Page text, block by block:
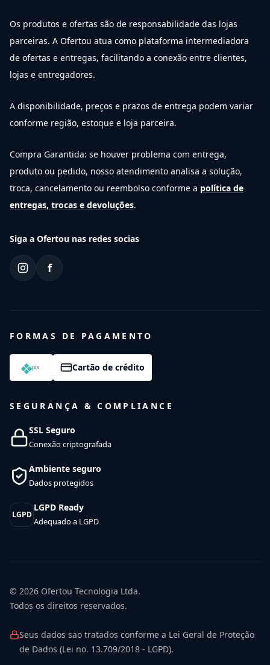
Os produtos e ofertas são de responsabilidade das lojas
parceiras. A Ofertou atua como plataforma intermediadora
de ofertas e entregas, facilitando a conexão entre clientes,
lojas e entregadores.
A disponibilidade, preços e prazos de entrega podem variar
conforme região, estoque e loja parceira.
Compra Garantida: se houver problema com entrega,
produto ou pedido, nosso atendimento analisa a solução,
troca, cancelamento ou reembolso conforme a política de
entregas, trocas e devoluções.
Siga a Ofertou nas redes socias
f
FORMAS DE PAGAMENTO
Cartão de crédito
SEGURANÇA & COMPLIANCE
SSL Seguro
Conexão criptografada
Ambiente seguro
Dados protegidos
LGPD
LGPD Ready
Adequado a LGPD
© 2026 Ofertou Tecnologia Ltda.
Todos os direitos reservados.
Seus dados sao tratados conforme a Lei Geral de Proteção
de Dados (Lei no. 13.709/2018 - LGPD).